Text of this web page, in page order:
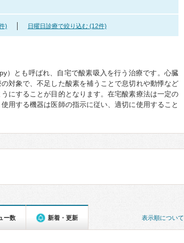
) 日曜日診療で絞り込む (12件)
）とも呼ばれ、自宅で酸素吸入を行う治療です。心臓
対象で、不足した酸素を補うことで息切れや動悸など
にすることが目的となります。在宅酸素療法は一定の
用する機器は医師の指示に従い、適切に使用すること
表示順について
ー数 新着・更新